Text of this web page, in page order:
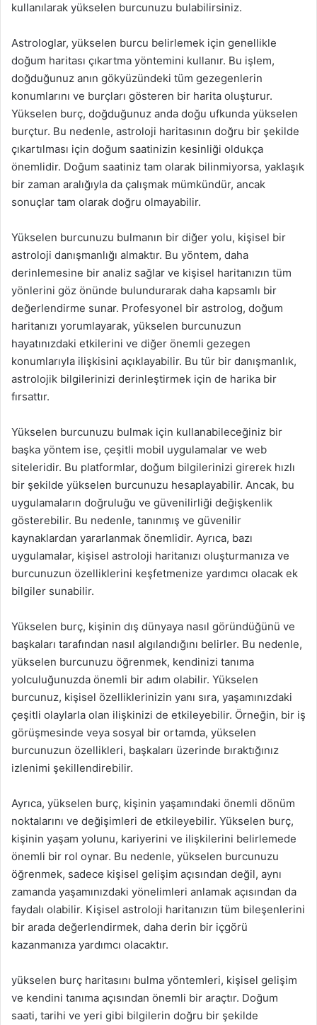
kullanılarak yükselen burcunuzu bulabilirsiniz.
Astrologlar, yükselen burcu belirlemek için genellikle
doğum haritası çıkartma yöntemini kullanır. Bu işlem,
doğduğunuz anın gökyüzündeki tüm gezegenlerin
konumlarını ve burçları gösteren bir harita oluşturur.
Yükselen burç, doğduğunuz anda doğu ufkunda yükselen
burçtur. Bu nedenle, astroloji haritasının doğru bir şekilde
çıkartılması için doğum saatinizin kesinliği oldukça
önemlidir. Doğum saatiniz tam olarak bilinmiyorsa, yaklaşık
bir zaman aralığıyla da çalışmak mümkündür, ancak
sonuçlar tam olarak doğru olmayabilir.
Yükselen burcunuzu bulmanın bir diğer yolu, kişisel bir
astroloji danışmanlığı almaktır. Bu yöntem, daha
derinlemesine bir analiz sağlar ve kişisel haritanızın tüm
yönlerini göz önünde bulundurarak daha kapsamlı bir
değerlendirme sunar. Profesyonel bir astrolog, doğum
haritanızı yorumlayarak, yükselen burcunuzun
hayatınızdaki etkilerini ve diğer önemli gezegen
konumlarıyla ilişkisini açıklayabilir. Bu tür bir danışmanlık,
astrolojik bilgilerinizi derinleştirmek için de harika bir
fırsattır.
Yükselen burcunuzu bulmak için kullanabileceğiniz bir
başka yöntem ise, çeşitli mobil uygulamalar ve web
siteleridir. Bu platformlar, doğum bilgilerinizi girerek hızlı
bir şekilde yükselen burcunuzu hesaplayabilir. Ancak, bu
uygulamaların doğruluğu ve güvenilirliği değişkenlik
gösterebilir. Bu nedenle, tanınmış ve güvenilir
kaynaklardan yararlanmak önemlidir. Ayrıca, bazı
uygulamalar, kişisel astroloji haritanızı oluşturmanıza ve
burcunuzun özelliklerini keşfetmenize yardımcı olacak ek
bilgiler sunabilir.
Yükselen burç, kişinin dış dünyaya nasıl göründüğünü ve
başkaları tarafından nasıl algılandığını belirler. Bu nedenle,
yükselen burcunuzu öğrenmek, kendinizi tanıma
yolculuğunuzda önemli bir adım olabilir. Yükselen
burcunuz, kişisel özelliklerinizin yanı sıra, yaşamınızdaki
çeşitli olaylarla olan ilişkinizi de etkileyebilir. Örneğin, bir iş
görüşmesinde veya sosyal bir ortamda, yükselen
burcunuzun özellikleri, başkaları üzerinde bıraktığınız
izlenimi şekillendirebilir.
Ayrıca, yükselen burç, kişinin yaşamındaki önemli dönüm
noktalarını ve değişimleri de etkileyebilir. Yükselen burç,
kişinin yaşam yolunu, kariyerini ve ilişkilerini belirlemede
önemli bir rol oynar. Bu nedenle, yükselen burcunuzu
öğrenmek, sadece kişisel gelişim açısından değil, aynı
zamanda yaşamınızdaki yönelimleri anlamak açısından da
faydalı olabilir. Kişisel astroloji haritanızın tüm bileşenlerini
bir arada değerlendirmek, daha derin bir içgörü
kazanmanıza yardımcı olacaktır.
yükselen burç haritasını bulma yöntemleri, kişisel gelişim
ve kendini tanıma açısından önemli bir araçtır. Doğum
saati, tarihi ve yeri gibi bilgilerin doğru bir şekilde